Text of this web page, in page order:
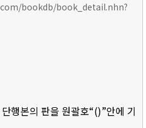
bookdb/book_detail.nhn?
행본의 판을 원괄호“()”안에 기